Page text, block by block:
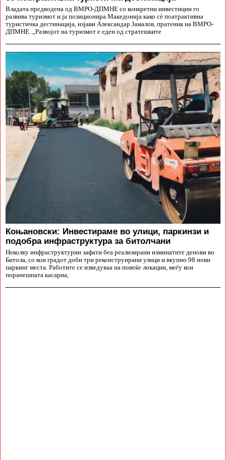
Владата предводена од ВМРО-ДПМНЕ со конкретни инвестиции го
развива туризмот и ја позиционира Македонија како сè поатрактивна
туристичка дестинација, изјави Александар Јамалов, пратеник на ВМРО-
ДПМНЕ. „Развојот на туризмот е еден од стратешките
Коњановски: Инвестираме во улици, паркинзи и
подобра инфраструктура за битолчани
Неколку инфраструктурни зафати беа реализирани изминатите денови во
Битола, со кои градот доби три реконструирани улици и вкупно 98 нови
паркинг места. Работите се изведуваа на повеќе локации, меѓу кои
поранешната касарна,